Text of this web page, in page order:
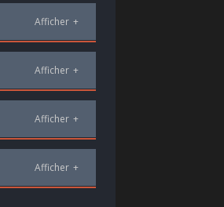
Afficher +
Afficher +
Afficher +
Afficher +